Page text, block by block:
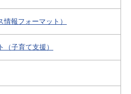
報フォーマット）
（子育て支援）